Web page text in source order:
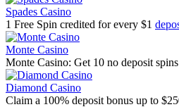
Spades Casino
1 Free Spin credited for every $1
Monte Casino
Monte Casino: Get 10 no deposit
Diamond Casino
Claim a 100% deposit bonus up to